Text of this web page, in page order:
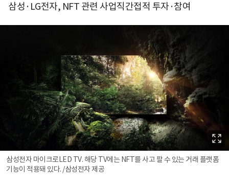
삼성·LG전자, NFT 관련 사업직간접적 투자·참여
삼성전자 마이크로LED TV. 해당 TV에는 NFT를 사고 팔 수 있는 거래 플랫폼
기능이 적용돼 있다. /삼성전자 제공